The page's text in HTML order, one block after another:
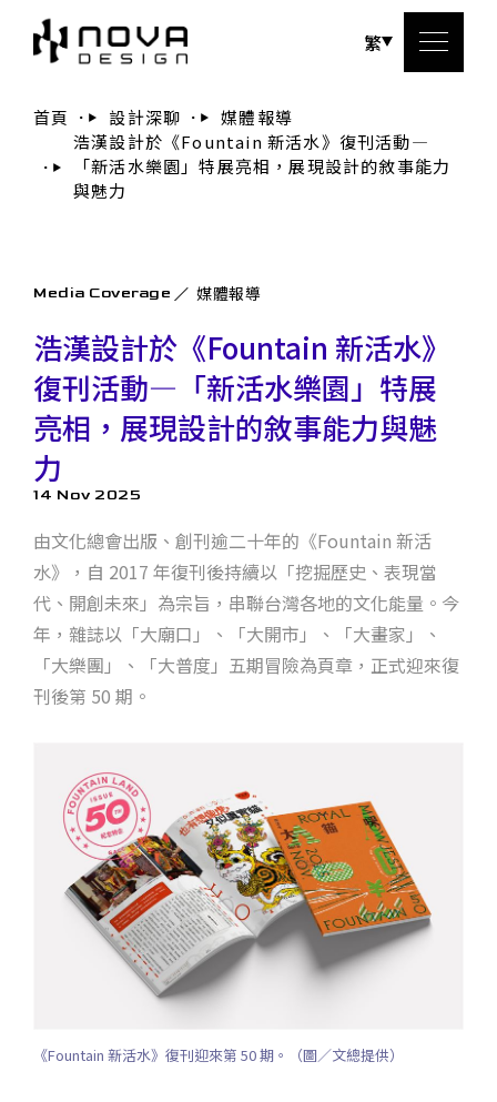
繁
首頁 設計深聊
媒體報導
浩漢設計於《Fountain 新活水》復刊活動—
「新活水樂園」特展亮相，展現設計的敘事能力
與魅力
Media Coverage 媒體報導
浩漢設計於《Fountain 新活水》
復刊活動—「新活水樂園」特展
亮相，展現設計的敘事能力與魅
力
14 Nov 2025
由文化總會出版、創刊逾二十年的《Fountain 新活
水》，自 2017 年復刊後持續以「挖掘歷史、表現當
代、開創未來」為宗旨，串聯台灣各地的文化能量。今
年，雜誌以「大廟口」、「大開市」、「大畫家」、
「大樂團」、「大普度」五期冒險為頁章，正式迎來復
刊後第 50 期。
《Fountain 新活水》復刊迎來第 50 期。（圖／文總提供）